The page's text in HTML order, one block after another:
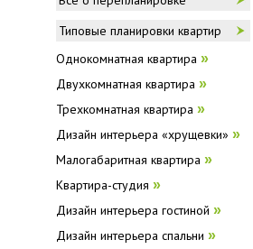
Типовые планировки квартир
Однокомнатная квартира »
Двухкомнатная квартира »
Трехкомнатная квартира »
Дизайн интерьера «хрущевки» »
Малогабаритная квартира »
Квартира-студия »
Дизайн интерьера гостиной »
Дизайн интерьера спальни »